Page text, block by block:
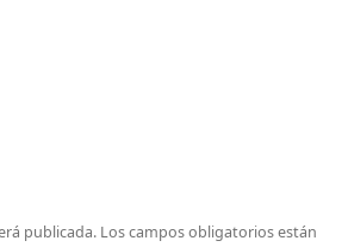
publicada. Los campos obligatorios están